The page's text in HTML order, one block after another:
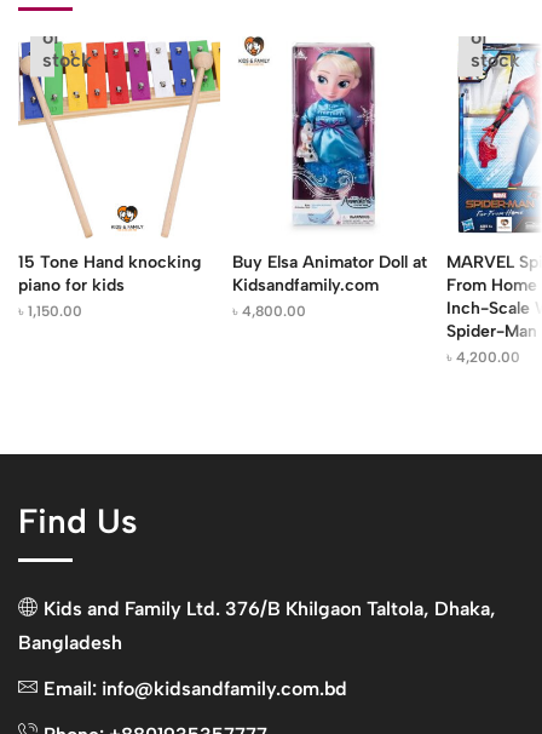
Out
of
stock
15 Tone Hand knocking
piano for kids
৳ 1,150.00
Buy Elsa Animator Doll at
Kidsandfamily.com
৳4,800.00
of
stock
MARVEL
From
Inch-Scale
Spider-Man
৳4,200.00
Find Us
Kids and Family Ltd. 376/B Khilgaon Taltola, Dhaka,
Bangladesh
Email: info@kidsandfamily.com.bd